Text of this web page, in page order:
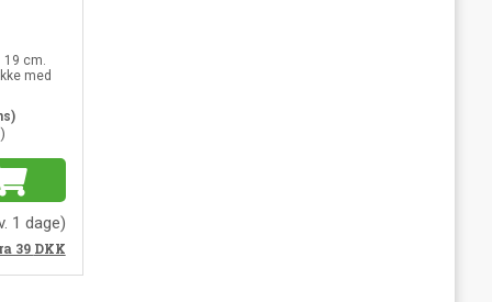
19 cm.
med
1 dage)
39 DKK